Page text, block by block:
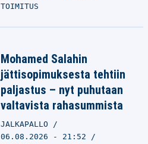
TOIMITUS
Mohamed Salahin
jättisopimuksesta tehtiin
paljastus – nyt puhutaan
valtavista rahasummista
JALKAPALLO
06.08.2026 - 21:52